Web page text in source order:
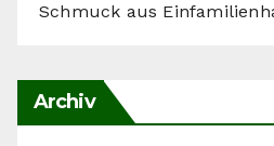
Schmuck aus
Archiv